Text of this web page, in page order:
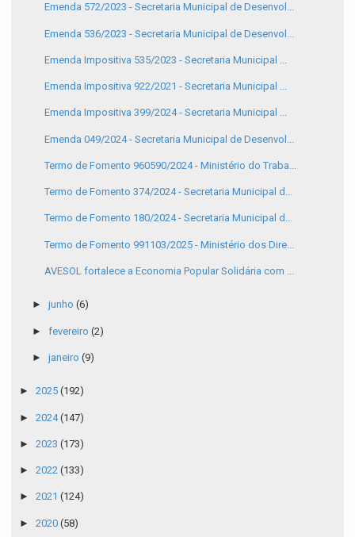
Emenda 572/2023 - Secretaria Municipal de Desenvol...
Emenda 536/2023 - Secretaria Municipal de Desenvol...
Emenda Impositiva 535/2023 - Secretaria Municipal ...
Emenda Impositiva 922/2021 - Secretaria Municipal ...
Emenda Impositiva 399/2024 - Secretaria Municipal ...
Emenda 049/2024 - Secretaria Municipal de Desenvol...
Termo de Fomento 960590/2024 - Ministério do Traba...
Termo de Fomento 374/2024 - Secretaria Municipal d...
Termo de Fomento 180/2024 - Secretaria Municipal d...
Termo de Fomento 991103/2025 - Ministério dos Dire...
AVESOL fortalece a Economia Popular Solidária com ...
► junho (6)
► fevereiro (2)
► janeiro (9)
► 2025 (192)
► 2024(147)
► 2023 (173)
► 2022 (133)
► 2021 (124)
► 2020 (58)